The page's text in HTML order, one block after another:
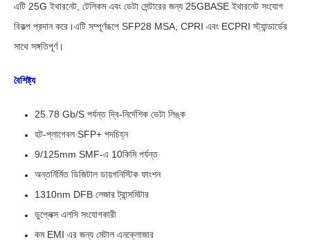
এটি 25G ইথারনেট, টেলিকম এবং ডেটা সেন্টারের জন্য 25GBASE ইথারনেট সংযোগ
বিকল্প প্রদান করে।এটি সম্পূর্ণরূপে SFP28 MSA, CPRI এবং ECPRI স্ট্যান্ডার্ডের
সাথে সঙ্গতিপূর্ণ।
বৈশিষ্ট্য
25.78 Gb/s পর্যন্ত দ্বি-নির্দেশিক ডেটা লিঙ্ক
হট-প্লাগেবল SFP+ পদচিহ্ন
9/125mm SMF-এ 10কিমি পর্যন্ত
অন্তর্নির্মিত ডিজিটাল ডায়গনিস্টিক ফাংশন
1310nm DFB লেজার ট্রান্সমিটার
ডুপ্লেক্স এলসি সংযোগকারী
কম EMI এর জন্য মেটাল এনক্লোজার